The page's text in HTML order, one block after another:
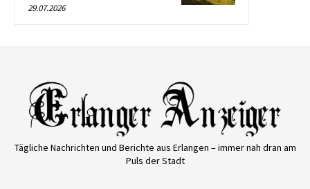
29.07.2026
Tägliche Nachrichten und Berichte aus Erlangen – immer nah dran am
Puls der Stadt